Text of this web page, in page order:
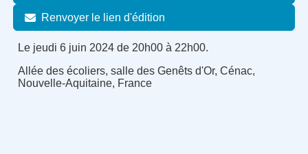
Renvoyer le lien d'édition
Le jeudi 6 juin 2024 de 20h00 à 22h00.
Allée des écoliers, salle des Genêts d'Or, Cénac,
Nouvelle-Aquitaine, France